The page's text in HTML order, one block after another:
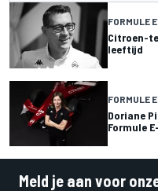
FORMULE E
Citroen-
leeftijd
FORMULE E
Doriane
Formule
Meld je aan voor